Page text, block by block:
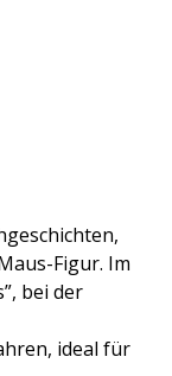
Figur. Im
bei der
ideal für